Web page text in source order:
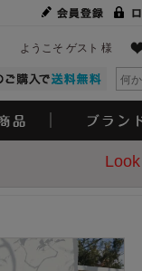
ようこそ ゲスト 様
Look